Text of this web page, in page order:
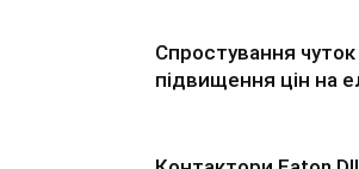
Спростування
підвищення цін на